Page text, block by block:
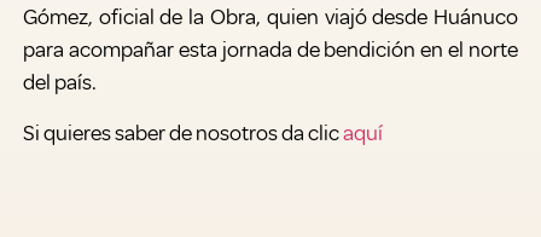
Gómez, oficial de la Obra, quien viajó desde Huánuco
para acompañar esta jornada de bendición en el norte
del país.
Si quieres saber de nosotros da clicaquí